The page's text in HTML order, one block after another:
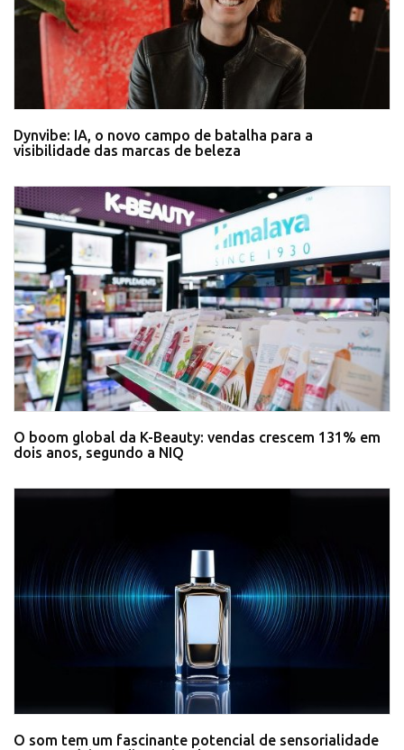
Dynvibe: IA, o novo campo de batalha para a
visibilidade das marcas de beleza
O boom global da K-Beauty: vendas crescem 131% em
dois anos, segundo a NIQ
O som tem um fascinante potencial de sensorialidade